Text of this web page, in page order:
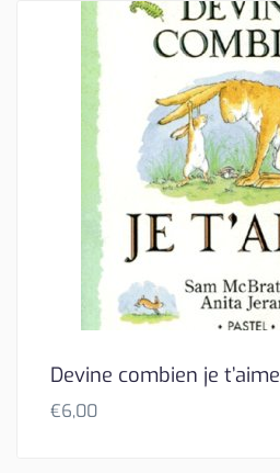
Devine combien je t’aime
€6,00